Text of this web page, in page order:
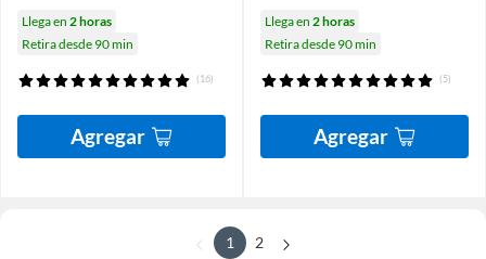
Llega en 2 horas
Retira desde 90 min
(16)
Agregar
Llega en 2 horas
Retira desde 90 min
(5)
Agregar
1 2